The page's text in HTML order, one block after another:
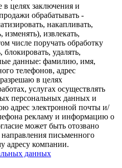
целях заключения и
обрабатывать -
накапливать,
изменять), извлекать,
числе поручать обработку
удалять,
данные: фамилию, имя,
телефонов, адрес
в целях
услугах осуществлять
персональных данных и
адрес электронной почты и/
рекламу и информацию о
может быть отозвано
письменного
адресу компании.
данных